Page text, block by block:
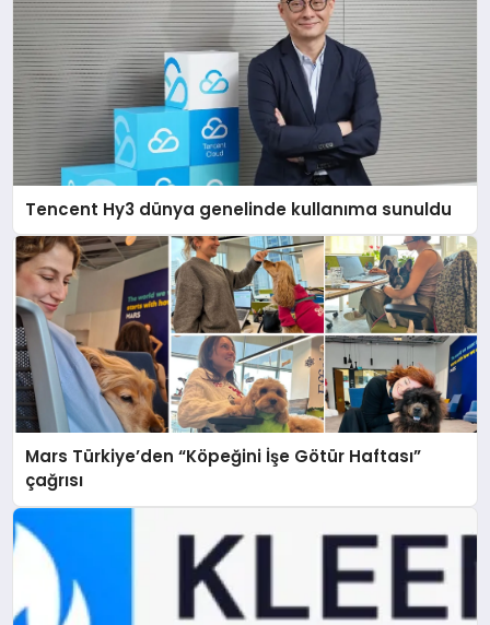
Tencent Hy3 dünya genelinde kullanıma sunuldu
Mars Türkiye’den “Köpeğini İşe Götür Haftası”
çağrısı